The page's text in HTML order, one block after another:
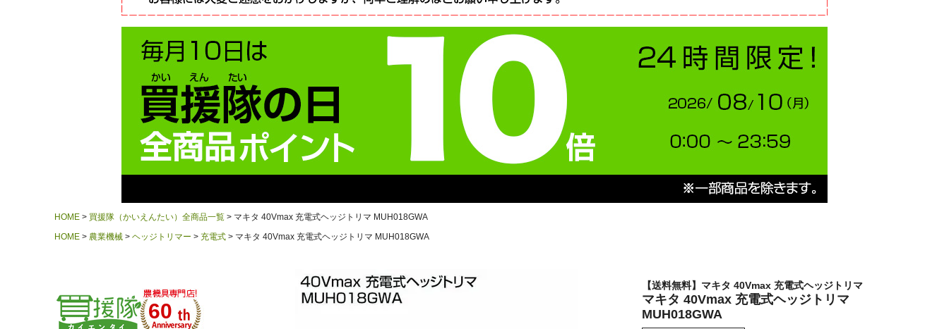
HOME 買援隊（かいえんたい）全商品一覧
マキタ 40Vmax 充電式ヘッジトリマ MUH018GWA
HOME
農業機械 ヘッジトリマー 充電式 マキタ 40Vmax 充電式ヘッジトリマ MUH018GWA
60
【送料無料】マキタ 40Vmax 充電式ヘッジトリマ
マキタ 40Vmax 充電式ヘッジトリマ
MUH018GWA